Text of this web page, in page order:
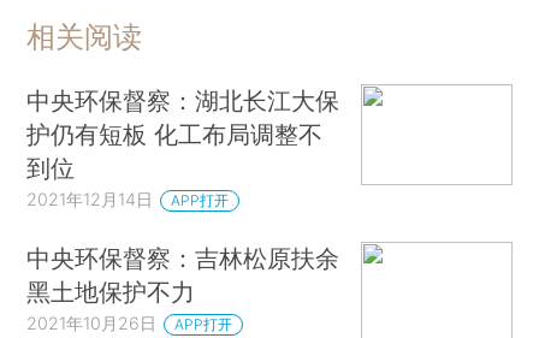
相关阅读
中央环保督察：湖北长江大保
护仍有短板 化工布局调整不
到位
2021年12月14日 APP打开
中央环保督察：吉林松原扶余
黑土地保护不力
2021年10月26日 APP打开